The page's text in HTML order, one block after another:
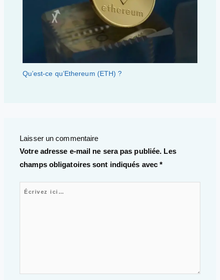
Qu’est-ce qu’Ethereum (ETH) ?
Laisser un commentaire
Votre adresse e-mail ne sera pas publiée. Les
champs obligatoires sont indiqués avec*